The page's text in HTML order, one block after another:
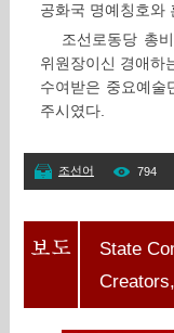
공화국 명예칭호와
조선로동당 총
위원장이신 경애하
수여받은 중요예술
주시였다.
조선어 794
State